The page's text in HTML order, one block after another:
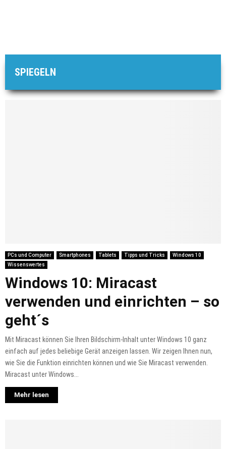
SPIEGELN
PCs und Computer Smartphones Tablets Tipps und Tricks
Windows 10
Wissenswertes
Windows 10: Miracast
verwenden und einrichten – so
geht´s
Mit Miracast können Sie Ihren Bildschirm-Inhalt unter Windows 10 ganz
einfach auf jedes beliebige Gerät anzeigen lassen. Wir zeigen Ihnen nun,
wie Sie die Funktion einrichten können und wie Sie Miracast verwenden.
Miracast unter Windows...
Mehr lesen